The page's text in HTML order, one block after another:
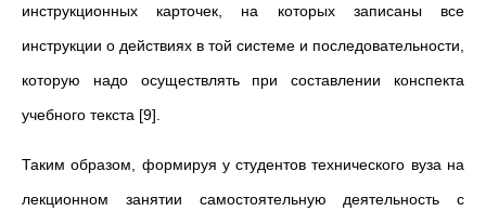
инструкционных карточек, на которых записаны все
инструкции о действиях в той системе и последовательности,
которую надо осуществлять при составлении конспекта
учебного текста [9].
Таким образом, формируя у студентов технического вуза на
лекционном занятии самостоятельную деятельность с